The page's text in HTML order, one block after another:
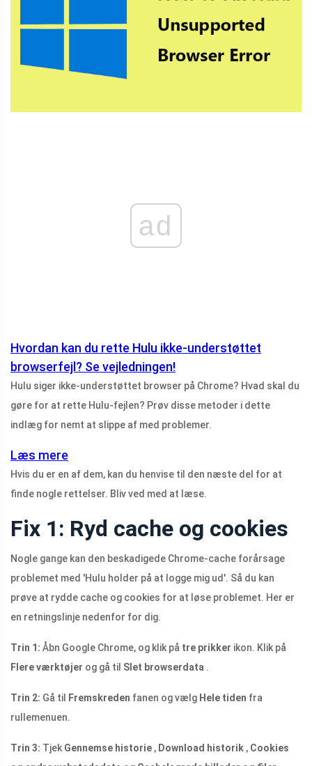
ad
Hvordan kan du rette Hulu ikke-understøttet
browserfejl? Se vejledningen!
Hulu siger ikke-understøttet browser på Chrome? Hvad skal du
gøre for at rette Hulu-fejlen? Prøv disse metoder i dette
indlæg for nemt at slippe af med problemer.
Læs mere
Hvis du er en af ​​dem, kan du henvise til den næste del for at
finde nogle rettelser. Bliv ved med at læse.
Fix 1: Ryd cache og cookies
Nogle gange kan den beskadigede Chrome-cache forårsage
problemet med 'Hulu holder på at logge mig ud'. Så du kan
prøve at rydde cache og cookies for at løse problemet. Her er
en retningslinje nedenfor for dig.
Trin 1: Åbn Google Chrome, og klik på tre prikker ikon. Klik på
Flere værktøjer og gå til Slet browserdata .
Trin 2: Gå til Fremskreden fanen og vælg Hele tiden fra
rullemenuen.
Trin 3: TjekGennemse historie , Download historik , Cookies